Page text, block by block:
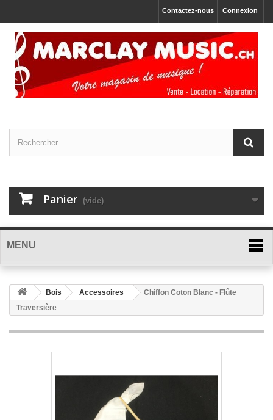
Connexion
Contactez-nous
Panier (vide)
MENU
Bois Accessoires
Chiffon Coton Blanc - Flûte
Traversière